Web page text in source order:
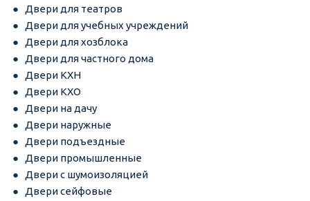
Двери для театров
Двери для учебных учреждений
Двери для хозблока
Двери для частного дома
Двери КХН
Двери КХО
Двери на дачу
Двери наружные
Двери подъездные
Двери промышленные
Двери с шумоизоляцией
Двери сейфовые